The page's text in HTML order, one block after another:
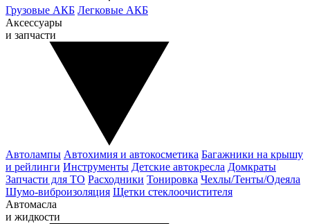
Грузовые АКБ Легковые АКБ
Аксессуары
и запчасти
Автолампы Автохимия и автокосметика Багажники на крышу
и рейлинги Инструменты Детские автокресла Домкраты
Запчасти для ТО Расходники Тонировка Чехлы/Тенты/Одеяла
Шумо-виброизоляция Щетки стеклоочистителя
Автомасла
и жидкости